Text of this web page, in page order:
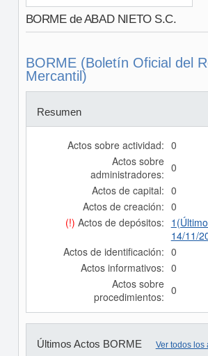
BORME de ABAD NIETO S.C.
BORME (Boletín Oficial del
Mercantil)
Resumen
Actos sobre actividad: 0
Actos sobre
administradores: 0
Actos de capital: 0
Actos de creación: 0
(!) Actos de depósitos:
14/11/
Actos de identificación: 0
Actos informativos: 0
Actos sobre
procedimientos: 0
Últimos Actos BORME Ver todos los